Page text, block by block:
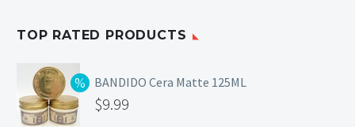
TOP RATED PRODUCTS
BANDIDO Cera Matte 125ML
$9.99